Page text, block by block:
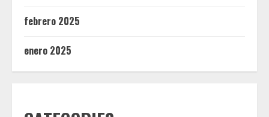
febrero 2025
enero 2025